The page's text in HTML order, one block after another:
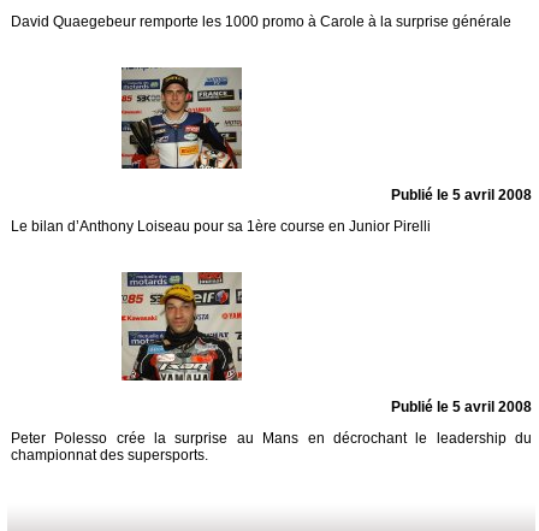
David Quaegebeur remporte les 1000 promo à Carole à la surprise générale
Publié le 5 avril 2008
Le bilan d’Anthony Loiseau pour sa 1ère course en Junior Pirelli
Publié le 5 avril 2008
Peter Polesso crée la surprise au Mans en décrochant le leadership du
championnat des supersports.